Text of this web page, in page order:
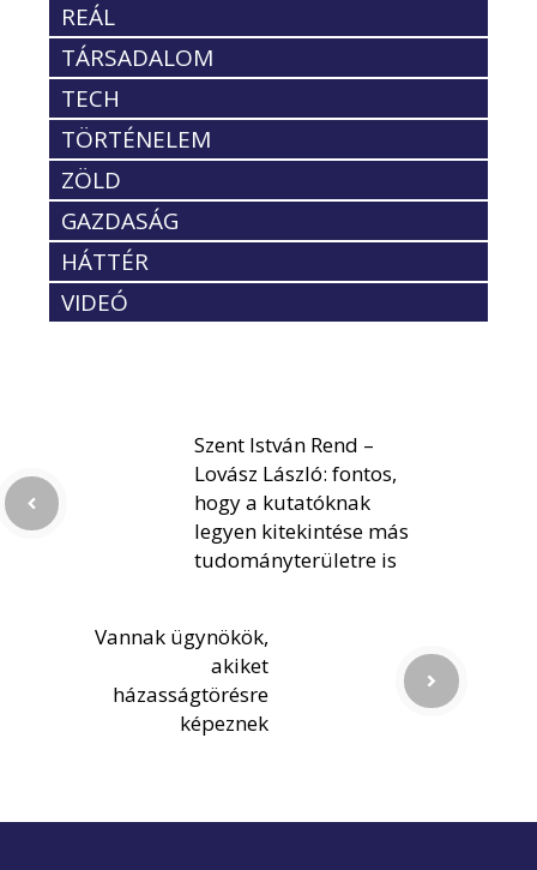
REÁL
TÁRSADALOM
TECH
TÖRTÉNELEM
ZÖLD
GAZDASÁG
HÁTTÉR
VIDEÓ
Szent István Rend –
Lovász László: fontos,
hogy a kutatóknak
legyen kitekintése más
tudományterületre is
Vannak ügynökök,
akiket
házasságtörésre
képeznek